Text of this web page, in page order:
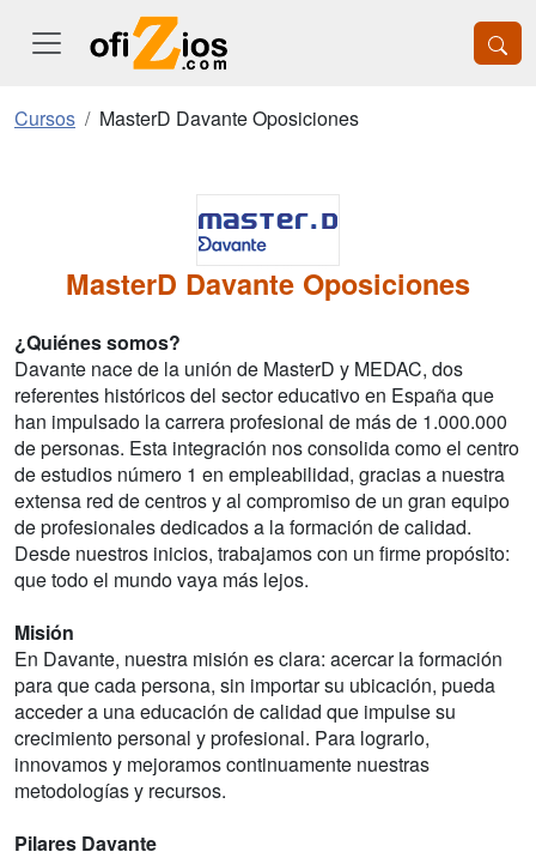
Cursos MasterD Davante Oposiciones
MasterD Davante Oposiciones
¿Quiénes somos?
Davante nace de la unión de MasterD y MEDAC, dos
referentes históricos del sector educativo en España que
han impulsado la carrera profesional de más de 1.000.000
de personas. Esta integración nos consolida como el centro
de estudios número 1 en empleabilidad, gracias a nuestra
extensa red de centros y al compromiso de un gran equipo
de profesionales dedicados a la formación de calidad.
Desde nuestros inicios, trabajamos con un firme propósito:
que todo el mundo vaya más lejos.
Misión
En Davante, nuestra misión es clara: acercar la formación
para que cada persona, sin importar su ubicación, pueda
acceder a una educación de calidad que impulse su
crecimiento personal y profesional. Para lograrlo,
innovamos y mejoramos continuamente nuestras
metodologías y recursos.
Pilares Davante